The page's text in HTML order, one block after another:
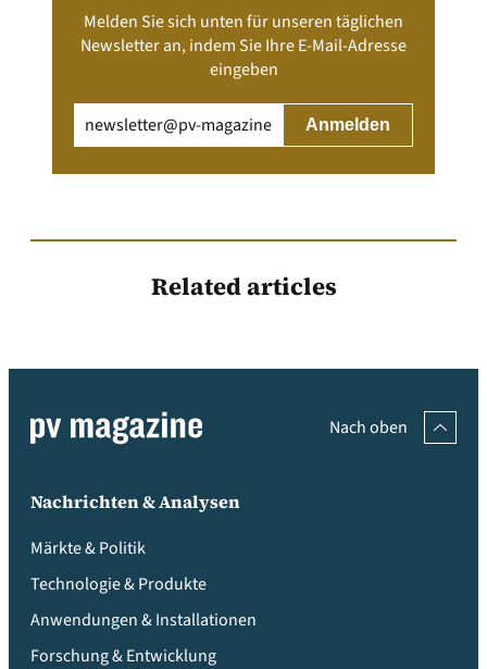
Melden Sie sich unten für unseren täglichen
Newsletter an, indem Sie Ihre E-Mail-Adresse
eingeben
(erforderlich)
Related articles
Nach oben
Nachrichten & Analysen
Märkte & Politik
Technologie & Produkte
Anwendungen & Installationen
Forschung & Entwicklung